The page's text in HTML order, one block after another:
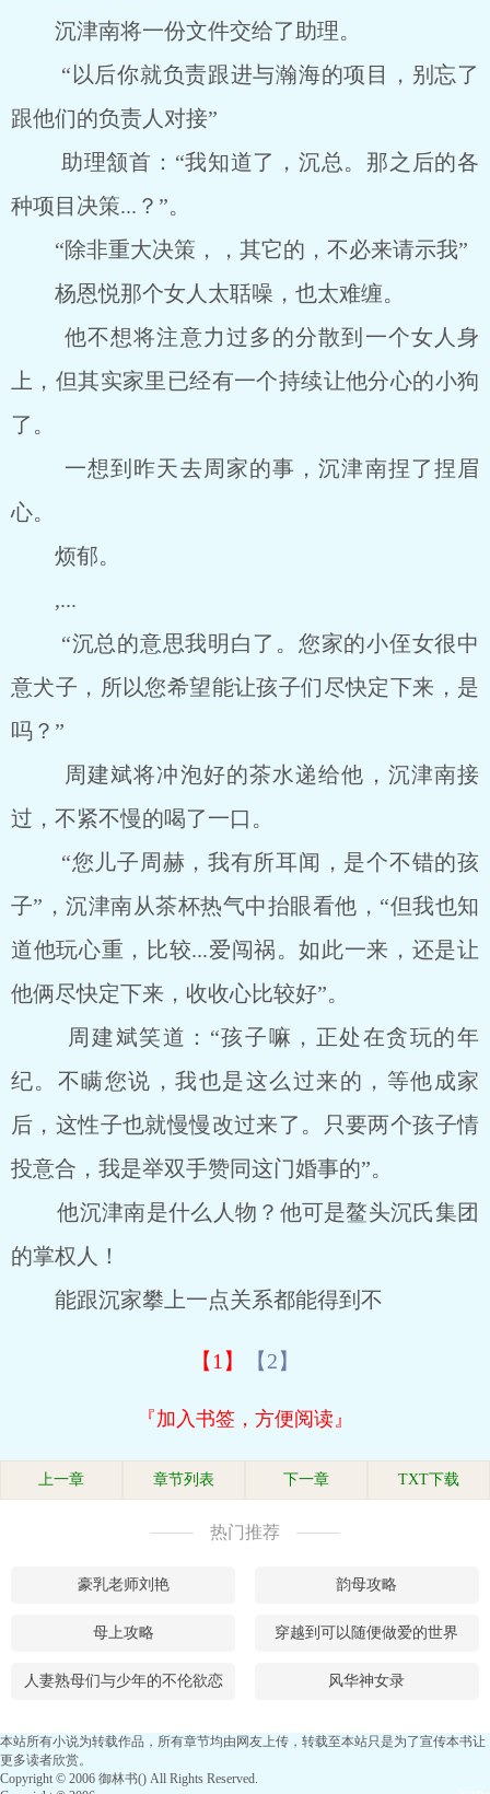
沉津南将一份文件交给了助理。
“以后你就负责跟进与瀚海的项目，别忘了
跟他们的负责人对接”
助理颔首：“我知道了，沉总。那之后的各
种项目决策...？”。
“除非重大决策，，其它的，不必来请示我”
杨恩悦那个女人太聒噪，也太难缠。
他不想将注意力过多的分散到一个女人身
上，但其实家里已经有一个持续让他分心的小狗
了。
一想到昨天去周家的事，沉津南捏了捏眉
心。
烦郁。
,...
“沉总的意思我明白了。您家的小侄女很中
意犬子，所以您希望能让孩子们尽快定下来，是
吗？”
周建斌将冲泡好的茶水递给他，沉津南接
过，不紧不慢的喝了一口。
“您儿子周赫，我有所耳闻，是个不错的孩
子”，沉津南从茶杯热气中抬眼看他，“但我也知
道他玩心重，比较...爱闯祸。如此一来，还是让
他俩尽快定下来，收收心比较好”。
周建斌笑道：“孩子嘛，正处在贪玩的年
纪。不瞒您说，我也是这么过来的，等他成家
后，这性子也就慢慢改过来了。只要两个孩子情
投意合，我是举双手赞同这门婚事的”。
他沉津南是什么人物？他可是鳌头沉氏集团
的掌权人！
能跟沉家攀上一点关系都能得到不
【1】 【2】
『加入书签，方便阅读』
上一章 章节列表 下一章 TXT下载
热门推荐
豪乳老师刘艳 韵母攻略
母上攻略 穿越到可以随便做爱的世界
人妻熟母们与少年的不伦欲恋 风华神女录
本站所有小说为转载作品，所有章节均由网友上传，转载至本站只是为了宣传本书让
更多读者欣赏。
Copyright © 2006 御林书() All Rights Reserved.